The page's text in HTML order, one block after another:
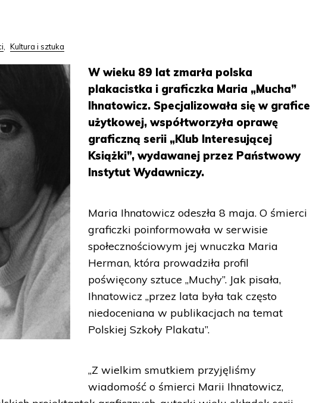
, Kultura i sztuka
W wieku 89 lat zmarła polska
plakacistka i graficzka Maria „Mucha”
Ihnatowicz. Specjalizowała się w grafice
użytkowej, współtworzyła oprawę
graficzną serii „Klub Interesującej
Książki”, wydawanej przez Państwowy
Instytut Wydawniczy.
Maria Ihnatowicz odeszła 8 maja. O śmierci
graficzki poinformowała w serwisie
społecznościowym jej wnuczka Maria
Herman, która prowadziła profil
poświęcony sztuce „Muchy”. Jak pisała,
Ihnatowicz „przez lata była tak często
niedoceniana w publikacjach na temat
Polskiej Szkoły Plakatu”.
„Z wielkim smutkiem przyjęliśmy
wiadomość o śmierci Marii Ihnatowicz,